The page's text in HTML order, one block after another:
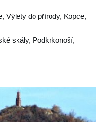
Výlety do přírody, Kopce,
skály, Podkrkonoší,